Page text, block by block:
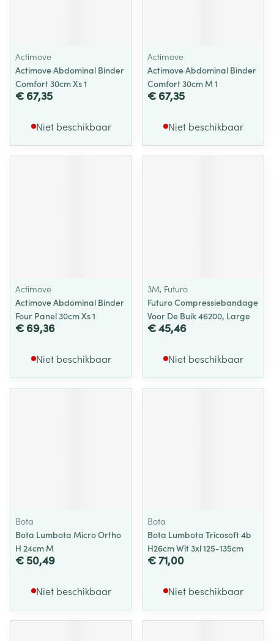
Actimove
Actimove Abdominal Binder
Comfort 30cm Xs 1
€ 67,35
Niet beschikbaar
Actimove
Actimove Abdominal Binder
Comfort 30cm M 1
€ 67,35
Niet beschikbaar
Actimove
Actimove Abdominal Binder
Four Panel 30cm Xs 1
€ 69,36
Niet beschikbaar
3M, Futuro
Futuro Compressiebandage
Voor De Buik 46200, Large
€ 45,46
Niet beschikbaar
Bota
Bota Lumbota Micro Ortho
H 24cm M
€ 50,49
Niet beschikbaar
Bota
Bota Lumbota Tricosoft 4b
H26cm Wit 3xl 125-135cm
€ 71,00
Niet beschikbaar